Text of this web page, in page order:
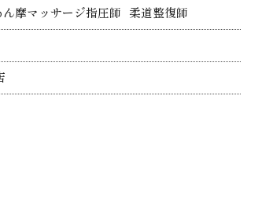
ん摩マッサージ指圧師
柔道整復師
）